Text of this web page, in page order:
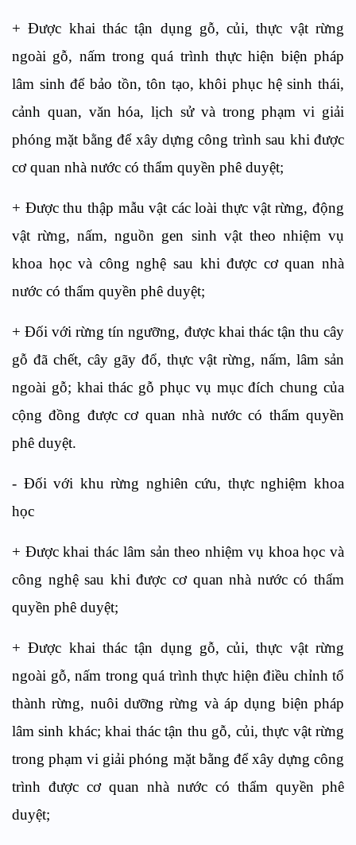
+ Được khai thác tận dụng gỗ, củi, thực vật rừng
ngoài gỗ, nấm trong quá trình thực hiện biện pháp
lâm sinh để bảo tồn, tôn tạo, khôi phục hệ sinh thái,
cảnh quan, văn hóa, lịch sử và trong phạm vi giải
phóng mặt bằng để xây dựng công trình sau khi được
cơ quan nhà nước có thẩm quyền phê duyệt;
+ Được thu thập mẫu vật các loài thực vật rừng, động
vật rừng, nấm, nguồn gen sinh vật theo nhiệm vụ
khoa học và công nghệ sau khi được cơ quan nhà
nước có thẩm quyền phê duyệt;
+ Đối với rừng tín ngưỡng, được khai thác tận thu cây
gỗ đã chết, cây gãy đổ, thực vật rừng, nấm, lâm sản
ngoài gỗ; khai thác gỗ phục vụ mục đích chung của
cộng đồng được cơ quan nhà nước có thẩm quyền
phê duyệt.
- Đối với khu rừng nghiên cứu, thực nghiệm khoa
học
+ Được khai thác lâm sản theo nhiệm vụ khoa học và
công nghệ sau khi được cơ quan nhà nước có thẩm
quyền phê duyệt;
+ Được khai thác tận dụng gỗ, củi, thực vật rừng
ngoài gỗ, nấm trong quá trình thực hiện điều chỉnh tổ
thành rừng, nuôi dưỡng rừng và áp dụng biện pháp
lâm sinh khác; khai thác tận thu gỗ, củi, thực vật rừng
trong phạm vi giải phóng mặt bằng để xây dựng công
trình được cơ quan nhà nước có thẩm quyền phê
duyệt;